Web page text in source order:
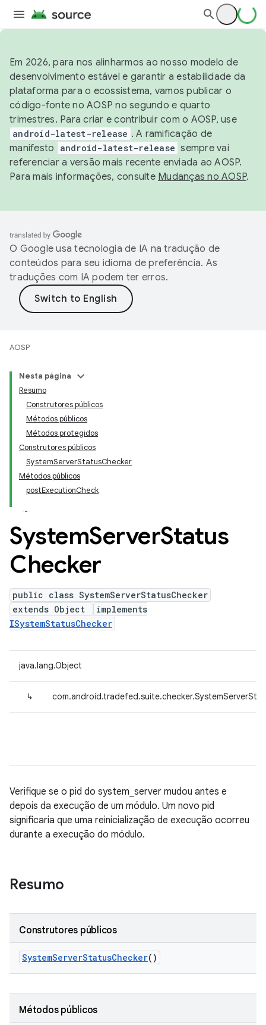
Em 2026, para nos alinharmos ao nosso modelo de
desenvolvimento estável e garantir a estabilidade da
plataforma para o ecossistema, vamos publicar o
código-fonte no AOSP no segundo e quarto
trimestres. Para criar e contribuir com o AOSP, use
android-latest-release . A ramificação de
manifesto
android-latest-release sempre vai
referenciar a versão mais recente enviada ao AOSP.
Para mais informações, consulte Mudanças no AOSP.
O Google usa tecnologia de IA na tradução de
conteúdos para seu idioma de preferência. As
traduções com IA podem ter erros.
AOSP
Nesta página
Resumo
Construtores públicos
Métodos públicos
Métodos protegidos
Construtores públicos
SystemServerStatusChecker
Métodos públicos
postExecutionCheck
SystemServerStatus
Checker
public class SystemServerStatusChecker
extends Object
implements
ISystemStatusChecker
java.lang.Object
↳
Verifique se o pid do system_server mudou antes e
depois da execução de um módulo. Um novo pid
significaria que uma reinicialização de execução ocorreu
durante a execução do módulo.
Resumo
Construtores públicos
SystemServerStatusChecker()
Métodos públicos